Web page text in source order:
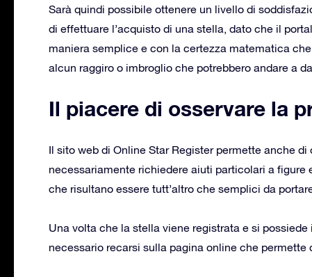
Sarà quindi possibile ottenere un livello di
di effettuare l’acquisto di una stella, dato che il
maniera semplice e con la certezza matematica
alcun raggiro o imbroglio che potrebbero andare a
Il piacere di osservare la
Il sito web di Online Star Register permette anche
necessariamente richiedere aiuti particolari a figure
che risultano essere tutt’altro che semplici da
Una volta che la stella viene registrata e si
necessario recarsi sulla pagina online che permette